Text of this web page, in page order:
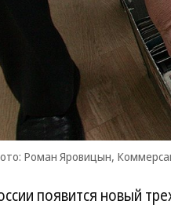
Роман Яровицын,
появится новый